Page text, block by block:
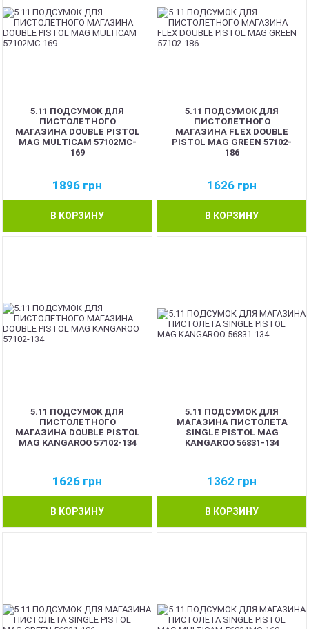
5.11 ПОДСУМОК ДЛЯ
ПИСТОЛЕТНОГО
МАГАЗИНА DOUBLE PISTOL
MAG MULTICAM 57102MC-
169
1896 грн
В КОРЗИНУ
5.11 ПОДСУМОК ДЛЯ
ПИСТОЛЕТНОГО
МАГАЗИНА FLEX DOUBLE
PISTOL MAG GREEN 57102-
186
1626 грн
В КОРЗИНУ
5.11 ПОДСУМОК ДЛЯ
ПИСТОЛЕТНОГО
МАГАЗИНА DOUBLE PISTOL
MAG KANGAROO 57102-134
1626 грн
В КОРЗИНУ
5.11 ПОДСУМОК ДЛЯ
МАГАЗИНА ПИСТОЛЕТА
SINGLE PISTOL MAG
KANGAROO 56831-134
1362 грн
В КОРЗИНУ